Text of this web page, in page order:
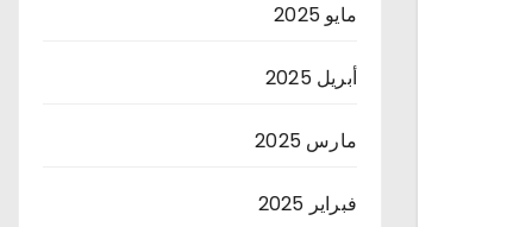
مايو 2025
أبريل 2025
مارس 2025
فبراير 2025